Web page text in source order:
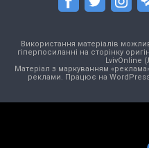
Використання матеріалів
гіперпосиланні на сторінку
LvivOnline
Матеріал з маркуванням
реклами. Працює на